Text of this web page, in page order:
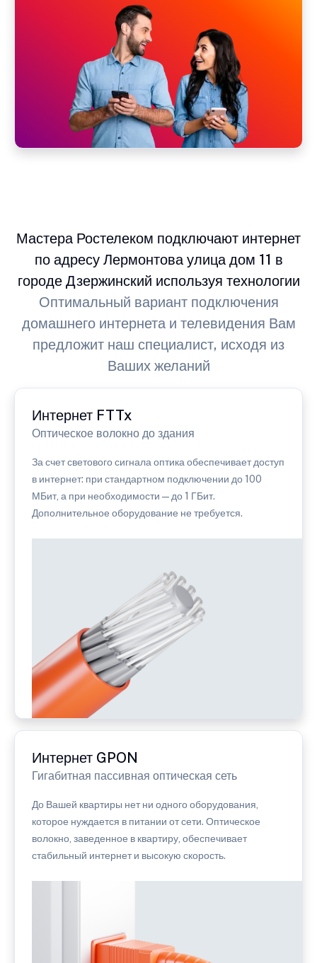
Мастера Ростелеком подключают интернет
по адресу Лермонтова улица дом 11 в
городе Дзержинский используя технологии
Оптимальный вариант подключения
домашнего интернета и телевидения Вам
предложит наш специалист, исходя из
Ваших желаний
Интернет FTTx
Оптическое волокно до здания
За счет светового сигнала оптика обеспечивает доступ
в интернет: при стандартном подключении до 100
МБит, а при необходимости — до 1 ГБит.
Дополнительное оборудование не требуется.
Интернет GPON
Гигабитная пассивная оптическая сеть
До Вашей квартиры нет ни одного оборудования,
которое нуждается в питании от сети. Оптическое
волокно, заведенное в квартиру, обеспечивает
стабильный интернет и высокую скорость.